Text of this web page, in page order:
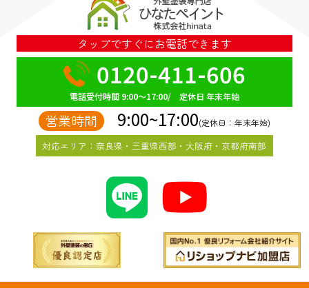
タップですぐにお電話できます
0120-411-606
電話受付時間 9:00～17:00/ 定休日 年末年始
営業時間 9:00~17:00(定休日：年末年始)
対応エリア：奈良県・三重県西部・大阪府・京都府南部